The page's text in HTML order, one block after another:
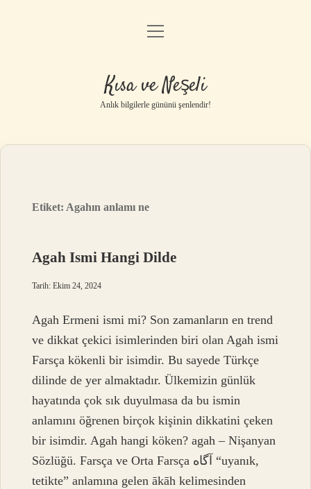
Anasayfa
Yasal Uyarı
menüyü
Kısa ve Neşeli
Anlık bilgilerle gününü şenlendir!
Etiket: Agahın anlamı ne
Agah Ismi Hangi Dilde
Tarih: Ekim 24, 2024
Agah Ermeni ismi mi? Son zamanların en trend
ve dikkat çekici isimlerinden biri olan Agah ismi
Farsça kökenli bir isimdir. Bu sayede Türkçe
dilinde de yer almaktadır. Ülkemizin günlük
hayatında çok sık duyulmasa da bu ismin
anlamını öğrenen birçok kişinin dikkatini çeken
bir isimdir. Agah hangi köken? agah – Nişanyan
Sözlüğü. Farsça ve Orta Farsça آگاه “uyanık,
tetikte” anlamına gelen ākāh kelimesinden